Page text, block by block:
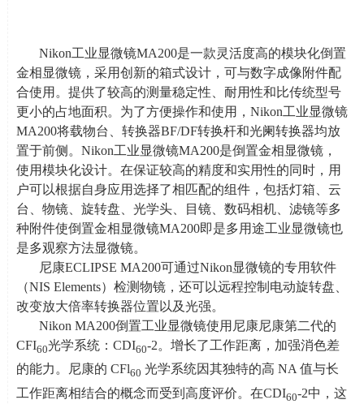
Nikon工业显微镜MA200是一款灵活度高的模块化倒置
金相显微镜，采用创新的箱式设计，可与数字成像附件配
合使用。提供了较高的测量稳定性、耐用性和比传统型号
更小的占地面积。为了方便操作和使用， Nikon工业显微镜
MA200将载物台、转换器BF/DF转换杆和光阑转换器均放
置于前侧。 Nikon工业显微镜MA200是倒置金相显微镜，
使用模块化设计。在保证较高的精度和实用性的同时，用
户可以根据自身应用选择了相匹配的组件，包括灯箱、云
台、物镜、旋转盘、光学头、目镜、数码相机、滤镜等多
种附件使倒置金相显微镜MA200即是多用途工业显微镜也
是多观察方法显微镜。
尼康ECLIPSE MA200可通过Nikon显微镜的专用软件
（NIS Elements）检测物镜，还可以远程控制电动旋转盘、
改变放大倍率转换器位置以及光强。
Nikon MA200倒置工业显微镜使用尼康尼康第二代的
CFI60光学系统： CDI60-2。增长了工作距离，加强消色差
的能力。尼康的 CFl60 光学系统因其独特的高 NA值与长
工作距离相结合的概念而受到高度评价。在CDI60-2中，这